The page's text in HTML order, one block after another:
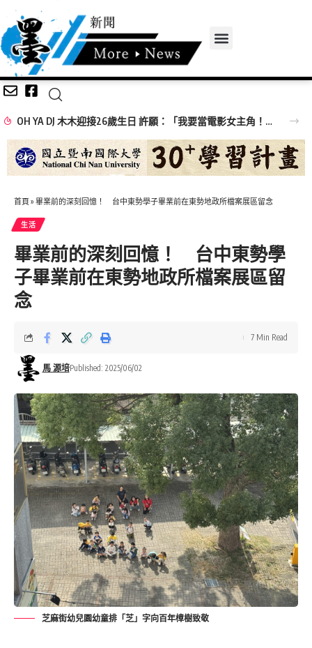
OH YA DJ 木木迎接26歲生日 許願：「我要當電影女主角！」
首頁 » 畢業前的深刻回憶！ 台中東勢學子畢業前在東勢地政所檔案展區留念
生活
畢業前的深刻回憶！ 台中東勢學
子畢業前在東勢地政所檔案展區留
念
馬 源培Published: 2025/06/02
7 Min Read
芝麻街幼兒園幼童排「芝」字向百年樟樹致敬